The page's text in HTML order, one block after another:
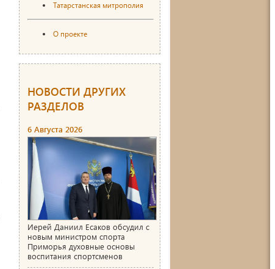
Татарстанская митрополия
О проекте
НОВОСТИ ДРУГИХ
РАЗДЕЛОВ
6 Августа 2026
Иерей Даниил Есаков обсудил с
новым министром спорта
Приморья духовные основы
воспитания спортсменов